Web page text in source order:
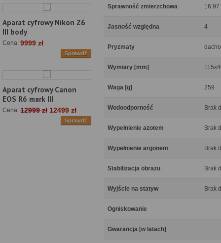
Aparat cyfrowy Nikon Z6
III body
Cena: 9999 zł
Sprawdź
Aparat cyfrowy Canon
EOS R6 mark III
Cena: 12999 zł 12499 zł
Sprawdź
Sprawność zmierzchowa 16.97
Jasność względna 4
Pryzmaty
Wymiary [mm]
Waga [g] 259
Wodoodporność Brak
Wypełnienie azotem Brak
Wypełnienie argonem Brak
Stabilizacja obrazu Brak
Wyjście na statyw Brak
Ogniskowanie
Gwarancja [w latach]